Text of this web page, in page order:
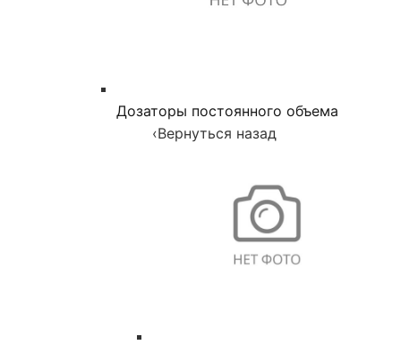
Дозаторы постоянного объема
‹Вернуться назад